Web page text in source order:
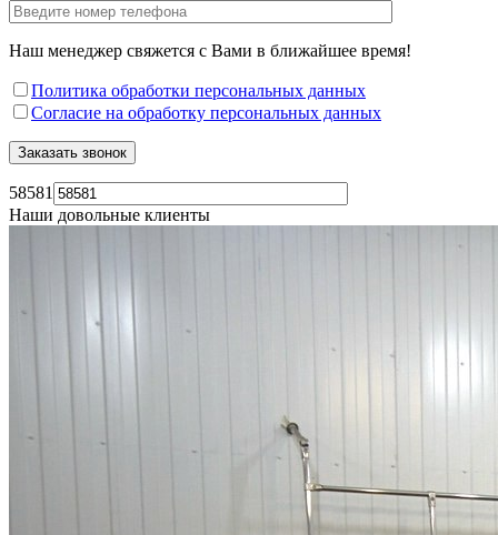
Наш менеджер свяжется с Вами в ближайшее время!
Политика обработки персональных данных
Согласие на обработку персональных данных
58581
Наши довольные клиенты